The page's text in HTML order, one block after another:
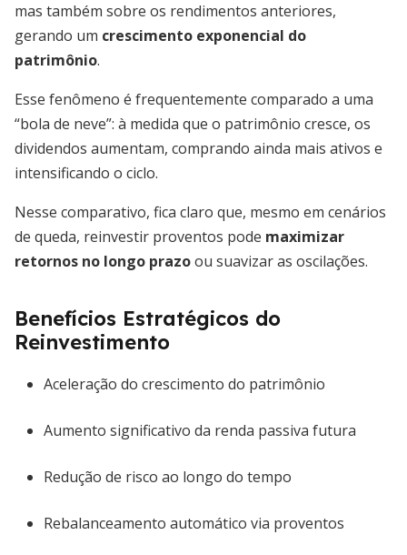
mas também sobre os rendimentos anteriores,
gerando um crescimento exponencial do
patrimônio.
Esse fenômeno é frequentemente comparado a uma
“bola de neve”: à medida que o patrimônio cresce, os
dividendos aumentam, comprando ainda mais ativos e
intensificando o ciclo.
Nesse comparativo, fica claro que, mesmo em cenários
de queda, reinvestir proventos pode maximizar
retornos no longo prazoou suavizar as oscilações.
Benefícios Estratégicos do
Reinvestimento
Aceleração do crescimento do patrimônio
Aumento significativo da renda passiva futura
Redução de risco ao longo do tempo
Rebalanceamento automático via proventos